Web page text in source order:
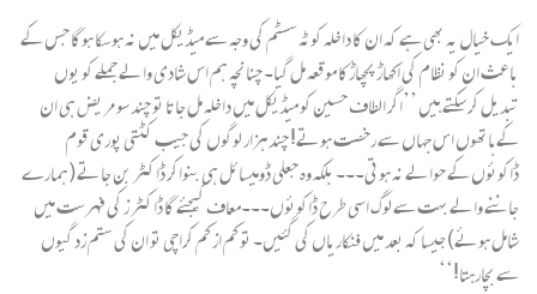
ایک خیال یہ بھی ہے کہ ان کا داخلہ کوٹہ سسٹم کی وجہ سے میڈیکل میں نہ ہوسکا ہوگا جس کے
باعث ان کو نظام کی اکھاڑ پچھاڑکا موقعہ مل گیا۔ چنانچہ ہم اس شادی والے جملے کو یوں
تبدیل کر سکتے ہیں ’’اگر الطاف حسین کو میڈیکل میں داخلہ مل جاتا تو چند سو مریض ہی ان
کے ہاتھوں اس جہاں سے رخصت ہوتے! چندہزار لوگوں کی جیب کٹتی پوری قوم
ڈاکوئوں کے حوالے نہ ہوتی۔۔۔ بلکہ وہ جعلی ڈومیسائل ہی بنواکر ڈاکٹر بن جاتے (ہمارے
جاننے والے بہت سے لوگ اسی طرح ڈاکوئوں۔۔۔معاف کیجئے گا ڈاکٹر ز کی فہرست میں
شامل ہوئے) جیسا کہ بعد میں فنکاریاں کی گئیں۔ تو کم از کم کراچی تو ان کی ستم زد گیوں
سے بچارہتا!‘‘